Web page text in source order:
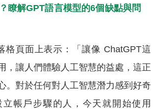
瞭解GPT語言模型的6個缺點與問
格頁面上表示：「讓像 ChatGPT這
，讓人們體驗人工智慧的益處，這正
。對於任何對人工智慧潛力感到好奇
帳戶步驟的人，今天就開始使用